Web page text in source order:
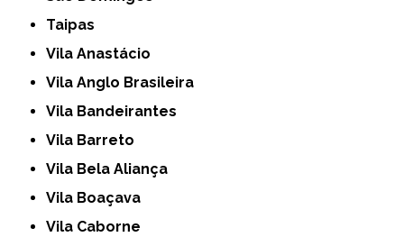
Taipas
Vila Anastácio
Vila Anglo Brasileira
Vila Bandeirantes
Vila Barreto
Vila Bela Aliança
Vila Boaçava
Vila Caborne